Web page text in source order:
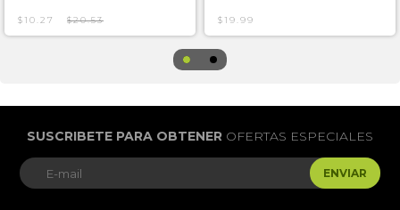
$10.27 $20.53 $19.99
SUSCRIBETE PARA OBTENER OFERTAS ESPECIALES
ENVIAR